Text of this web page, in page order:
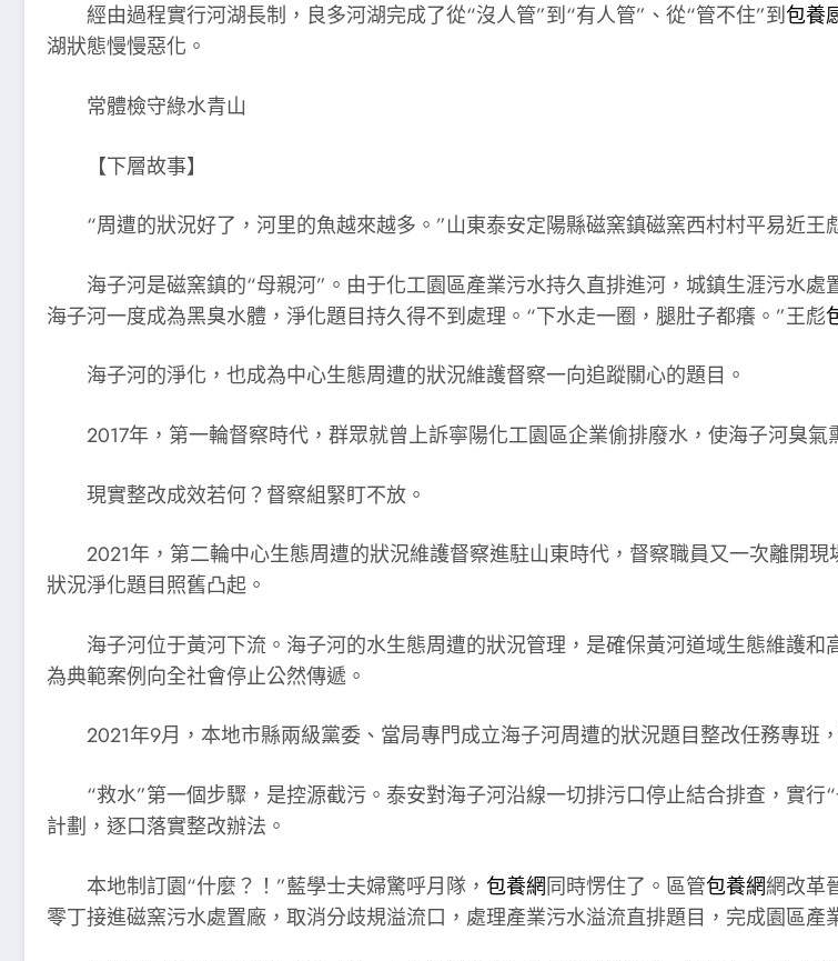
經由過程實行河湖長制，良多河湖完成了從“沒人管”到“有人管”、從“管不住”到包養
湖狀態慢慢惡化。
常體檢守綠水青山
【下層故事】
“周遭的狀況好了，河里的魚越來越多。”山東泰安定陽縣磁窯鎮磁窯西村村平易近王
海子河是磁窯鎮的“母親河”。由于化工園區產業污水持久直排進河，城鎮生涯污水
海子河一度成為黑臭水體，淨化題目持久得不到處理。“下水走一圈，腿肚子都癢。”王彪
海子河的淨化，也成為中心生態周遭的狀況維護督察一向追蹤關心的題目。
2017年，第一輪督察時代，群眾就曾上訴寧陽化工園區企業偷排廢水，使海子河臭
現實整改成效若何？督察組緊盯不放。
2021年，第二輪中心生態周遭的狀況維護督察進駐山東時代，督察職員又一次離開
狀況淨化題目照舊凸起。
海子河位于黃河下流。海子河的水生態周遭的狀況管理，是確保黃河道域生態維護和
為典範案例向全社會停止公然傳遞。
2021年9月，本地市縣兩級黨委、當局專門成立海子河周遭的狀況題目整改任務專班
“救水”第一個步驟，是控源截污。泰安對海子河沿線一切排污口停止結合排查，實
計劃，逐口落實整改辦法。
本地制訂園“什麼？！”藍學士夫婦驚呼月隊， 包養網同時愣住了。區管包養網網改革
零丁接進磁窯污水處置廠，取消分歧規溢流口，處理產業污水溢流直排題目，完成園區